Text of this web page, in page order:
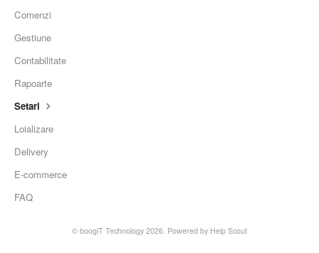
Comenzi
Gestiune
Contabilitate
Rapoarte
Setari
Loializare
Delivery
E-commerce
FAQ
© boogiT Technology 2026. Powered by Help Scout